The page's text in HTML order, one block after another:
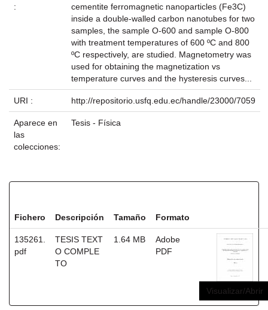
:
cementite ferromagnetic nanoparticles (Fe3C)
inside a double-walled carbon nanotubes for two
samples, the sample O-600 and sample O-800
with treatment temperatures of 600 ºC and 800
ºC respectively, are studied. Magnetometry was
used for obtaining the magnetization vs
temperature curves and the hysteresis curves...
URI : http://repositorio.usfq.edu.ec/handle/23000/7059
Aparece en
las
colecciones:
Tesis - Física
Fichero Descripción Tamaño Formato
135261.
pdf
TESIS TEXT
O COMPLE
TO
1.64 MB
Adobe
PDF
Visualizar/Abrir